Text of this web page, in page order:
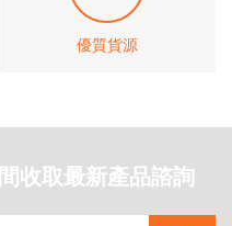
優質貨源
收取最新產品諮詢